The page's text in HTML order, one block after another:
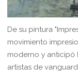
De su pintura
movimiento
moderno y anticipó
artistas de